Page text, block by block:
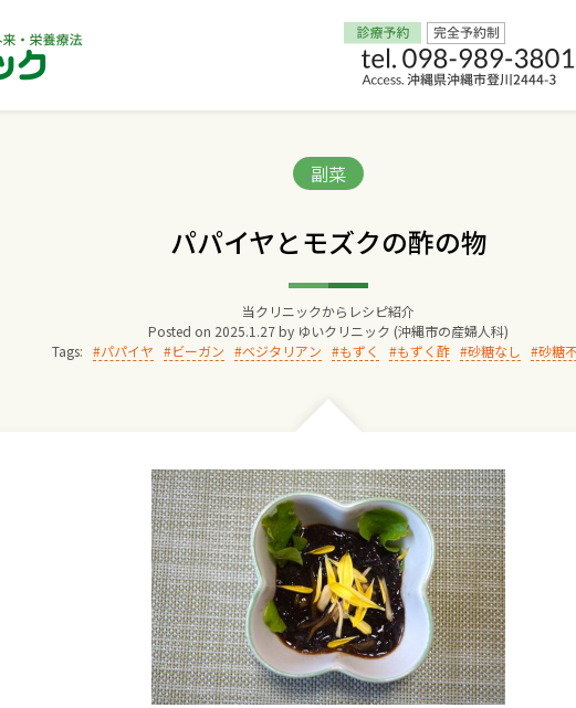
Categories:
副菜
パパイヤとモズクの酢の物
当クリニックからレシピ紹介
Posted on 2025.1.27by ゆいクリニック (沖縄市の産婦人科)
Tags:
パパイヤ ビーガン ベジタリアン もずく もずく酢 砂糖なし 砂糖
Home
交通アクセス
院長からのごあいさつ
ゆいクリニックの経営理念
診療料金
妊婦健診
お産について
親と子の結びつき支援
母乳育児